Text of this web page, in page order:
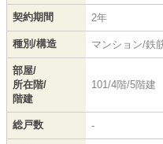
契約期間 2年
種別/構造 マンション/鉄
部屋/
所在階/
階建
101/4階/5階建
総戸数 -